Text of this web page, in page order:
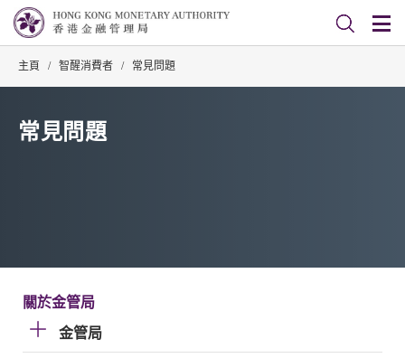
主頁 / 智醒消費者 / 常見問題
常見問題
關於金管局
金管局